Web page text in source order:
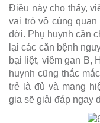
Điều này cho thấy,
vai trò vô cùng
đời. Phụ huynh cần
lại các căn bệnh
bại liệt, viêm gan B,
huynh cũng thắc
trẻ là đủ và mang
gia sẽ giải đáp ngay